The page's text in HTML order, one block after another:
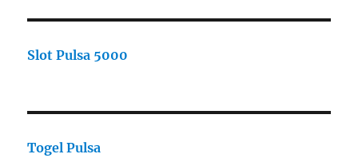
Slot Pulsa 5000
Togel Pulsa